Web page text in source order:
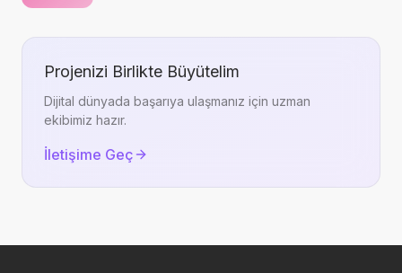
Projenizi Birlikte Büyütelim
Dijital dünyada başarıya ulaşmanız için uzman
ekibimiz hazır.
İletişime Geç